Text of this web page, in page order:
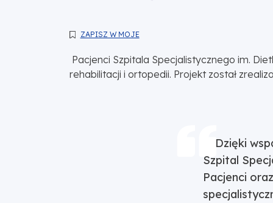
ZAPISZ W MOJE
Pacjenci Szpitala Specjalistycznego im.
rehabilitacji i ortopedii. Projekt został
Dzięki
Szpital
Pacjenci